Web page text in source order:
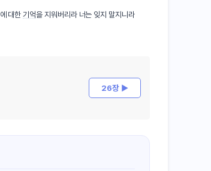
에 대한기억을 지워버리라 너는 잊지 말지니라
26장 ▶